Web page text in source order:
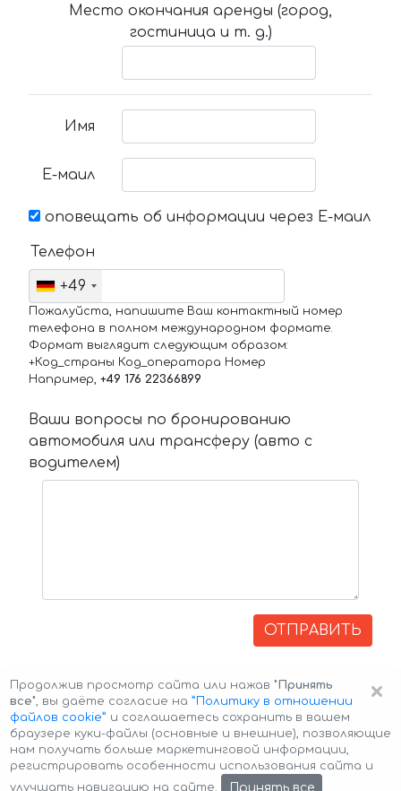
Место окончания аренды (город,
гостиница и т. д.)
Имя
Е-маил
оповещать об информации через Е-маил
Телефон
+49
Пожалуйста, напишите Ваш контактный номер
телефона в полном международном формате.
Формат выглядит следующим образом:
+Код_страны Код_оператора Номер
Например, +49 176 22366899
Ваши вопросы по бронированию
автомобиля или трансферу (авто с
водителем)
ОТПРАВИТЬ
Авторские права © 2026 Авто-Аренда Cookie Policy
×
Продолжив просмотр сайта или нажав "Принять
все", вы даёте согласие на ”Политику в отношении
файлов cookie” и соглашаетесь сохранить в вашем
браузере куки-файлы (основные и внешние), позволяющие
нам получать больше маркетинговой информации,
регистрировать особенности использования сайта и
улучшать навигацию на сайте.
Принять все